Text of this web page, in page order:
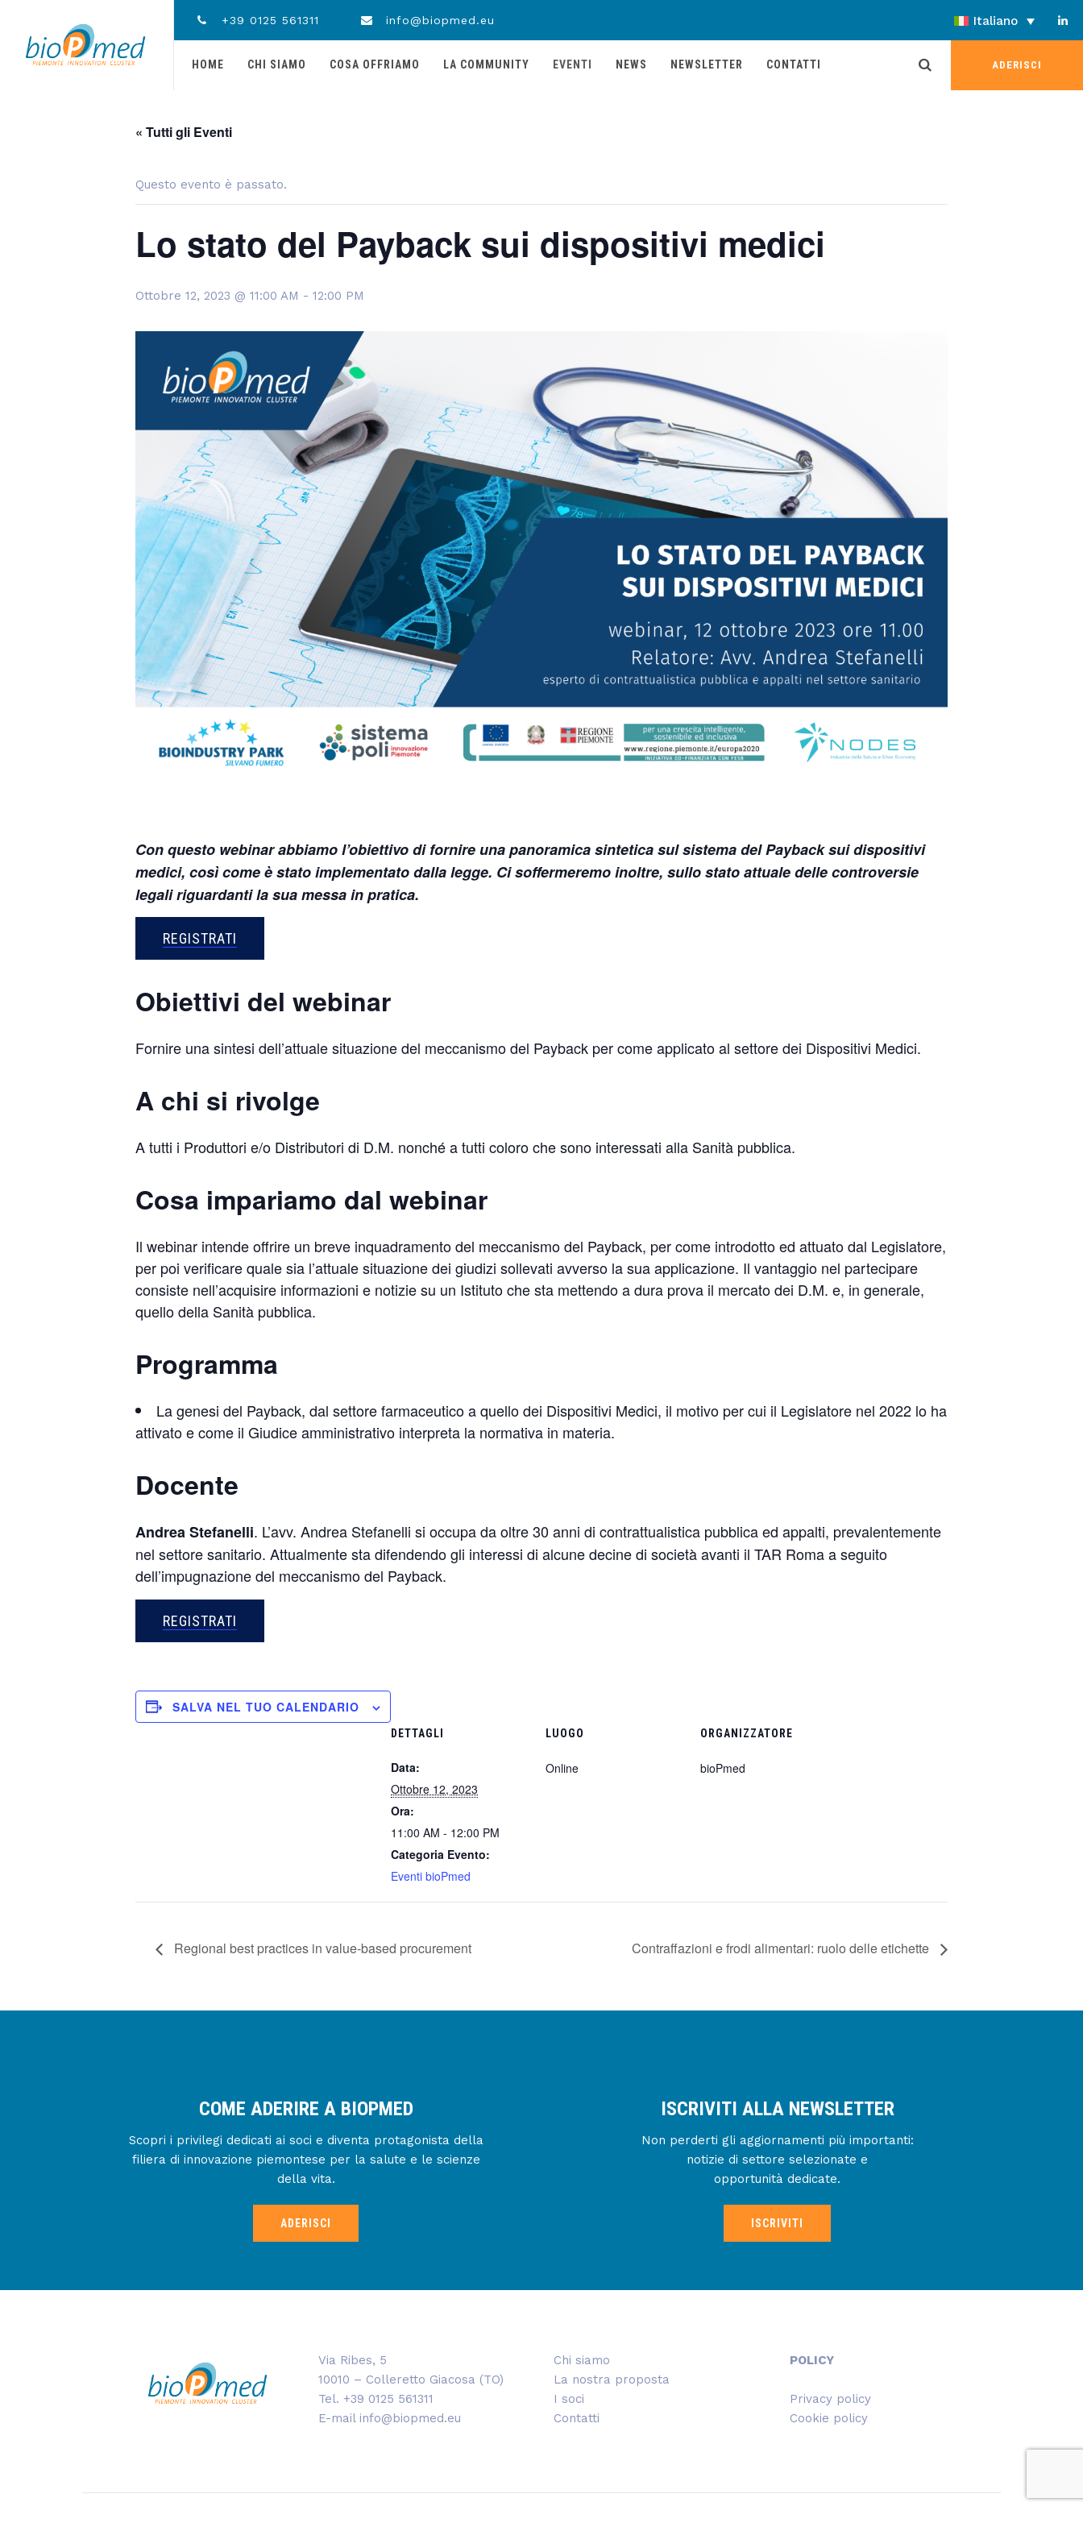
+39 0125 561311 info@biopmed.eu Italiano
ADERISCI
HOME CHI SIAMO COSA OFFRIAMO LA COMMUNITY EVENTI NEWS NEWSLETTER CONTATTI
« Tutti gli Eventi
Questo evento è passato.
Lo stato del Payback sui dispositivi medici
Ottobre 12, 2023 @ 11:00 AM - 12:00 PM
Con questo webinar abbiamo l’obiettivo di fornire una panoramica sintetica sul sistema del Payback sui dispositivi
medici, così come è stato implementato dalla legge. Ci soffermeremo inoltre, sullo stato attuale delle controversie
legali riguardanti la sua messa in pratica.
REGISTRATI
Obiettivi del webinar
Fornire una sintesi dell’attuale situazione del meccanismo del Payback per come applicato al settore dei Dispositivi Medici.
A chi si rivolge
A tutti i Produttori e/o Distributori di D.M. nonché a tutti coloro che sono interessati alla Sanità pubblica.
Cosa impariamo dal webinar
Il webinar intende offrire un breve inquadramento del meccanismo del Payback, per come introdotto ed attuato dal Legislatore,
per poi verificare quale sia l’attuale situazione dei giudizi sollevati avverso la sua applicazione. Il vantaggio nel partecipare
consiste nell’acquisire informazioni e notizie su un Istituto che sta mettendo a dura prova il mercato dei D.M. e, in generale,
quello della Sanità pubblica.
Programma
La genesi del Payback, dal settore farmaceutico a quello dei Dispositivi Medici, il motivo per cui il Legislatore nel 2022 lo ha
attivato e come il Giudice amministrativo interpreta la normativa in materia.
Docente
Andrea Stefanelli. L’avv. Andrea Stefanelli si occupa da oltre 30 anni di contrattualistica pubblica ed appalti, prevalentemente
nel settore sanitario. Attualmente sta difendendo gli interessi di alcune decine di società avanti il TAR Roma a seguito
dell’impugnazione del meccanismo del Payback.
REGISTRATI
SALVA NEL TUO CALENDARIO
DETTAGLI
Data:
Ottobre 12, 2023
Ora:
11:00 AM - 12:00 PM
Categoria Evento:
Eventi bioPmed
LUOGO
Online
ORGANIZZATORE
bioPmed
Regional best practices in value-based procurement Contraffazioni e frodi alimentari: ruolo delle etichette
COME ADERIRE A BIOPMED
Scopri i privilegi dedicati ai soci e diventa protagonista della
filiera di innovazione piemontese per la salute e le scienze
della vita.
ADERISCI
ISCRIVITI ALLA NEWSLETTER
Non perderti gli aggiornamenti più importanti:
notizie di settore selezionate e
opportunità dedicate.
ISCRIVITI
Via Ribes, 5
10010 – Colleretto Giacosa (TO)
Tel. +39 0125 561311
E-mail info@biopmed.eu
Chi siamo
La nostra proposta
I soci
Contatti
POLICY
Privacy policy
Cookie policy